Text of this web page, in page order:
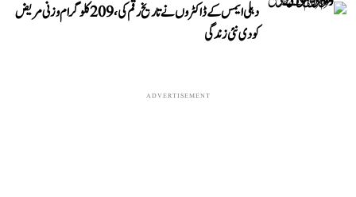
دہلی ایمس کے ڈاکٹروں نے تاریخ رقم کی، 209 کلوگرام وزنی مریض
کو دی نئی زندگی
ADVERTISEMENT